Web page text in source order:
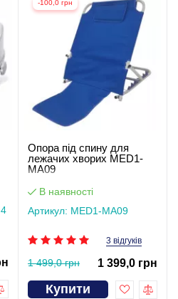
-100,0 грн
Опора під спину для
лежачих хворих MED1-
MA09
В наявності
Артикул: MED1-MA09
3 відгуків
1 499,0 грн 1 399,0 грн
Купити